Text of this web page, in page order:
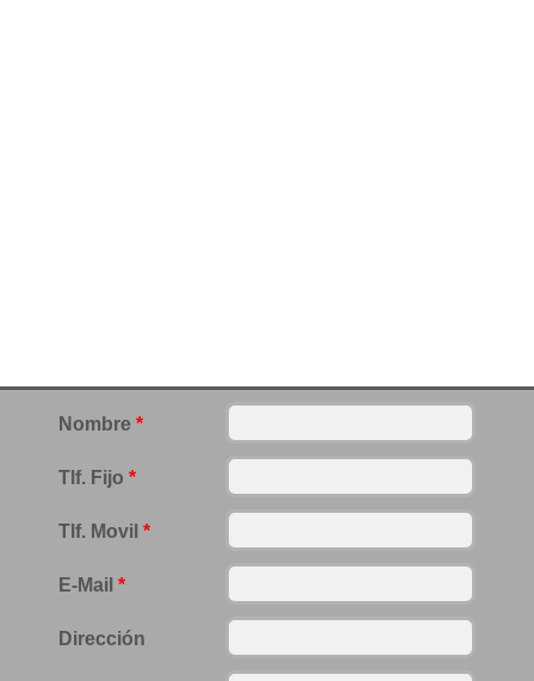
Nombre *
Tlf. Fijo *
Tlf. Movil *
E-Mail *
Dirección